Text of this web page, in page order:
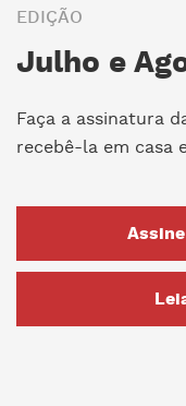
EDIÇÃO
Julho e
Faça a assinatura
recebê-la em casa